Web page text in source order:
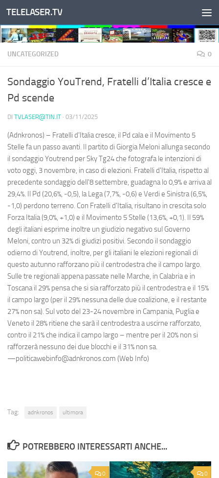
Salta al contenuto
TELELASER.TV
UNCATEGORIZED 0
Sondaggio YouTrend, Fratelli d’Italia cresce e
Pd scende
DI TVLASER@TIN.IT · 03/11/2025
(Adnkronos) – Fratelli d'Italia cresce, il Pd cala e il Movimento 5
Stelle fa un passo avanti. Il partito di Giorgia Meloni allunga secondo
il sondaggio Youtrend per Sky Tg24 che fotografa le intenzioni di
voto oggi, 3 novembre, in caso di elezioni. Fratelli d'Italia, rispetto al
precedente sondaggio dell'8 settembre, guadagna lo 0,9% e arriva al
29,4%. Il Pd (20,6%, -0,5), la Lega (7,7%, -0,6) e Verdi e Sinistra (6,5%,
-1,0) perdono terreno. Con Fratelli d'Italia, risultano in crescita solo
Forza Italia (9,0%, +1,0) e il Movimento 5 Stelle (13,6%, +0,1). Il 59%
degli italiani esprime inoltre un giudizio negativo sul Governo
Meloni, contro un 32% di giudizi positivi. Secondo il sondaggio
odierno di Youtrend, inoltre, per gli italiani le elezioni regionali di
questo autunno rafforzano più il centrodestra che il campo largo.
Sulle tre regionali appena passate nelle Marche, in Calabria e in
Toscana il 29% pensa che si sia rafforzato più il centrodestra e il 15%
il campo largo (per il 29% nessuna delle due coalizione, e il restante
27% non sa). Sul voto del 23-24 novembre in Campania, Puglia e
Veneto il 28% ritiene che sarà il centrodestra a uscirne rafforzato,
contro il 21% che indica il campo largo – mentre per il 20% non si
rafforzerà nessuno dei due blocchi e il 31% non sa.
—politicawebinfo@adnkronos.com (Web Info)
Tag: adnkronos ultimora
POTREBBERO INTERESSARTI ANCHE...
0 0